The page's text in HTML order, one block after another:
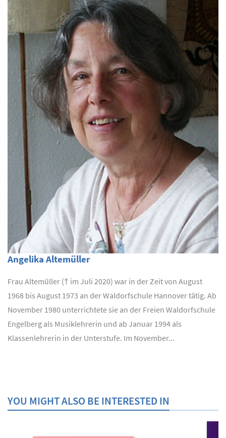
Angelika Altemüller
Frau Altemüller († im Juli 2020) war in der Zeit von August
1968 bis August 1973 an der Waldorfschule Hannover tätig. Ab
November 1980 unterrichtete sie an der Freien Waldorfschule
Engelberg als Musiklehrerin und ab Januar 1994 als
Klassenlehrerin in der Unterstufe. Im November...
YOU MIGHT ALSO BE INTERESTED IN